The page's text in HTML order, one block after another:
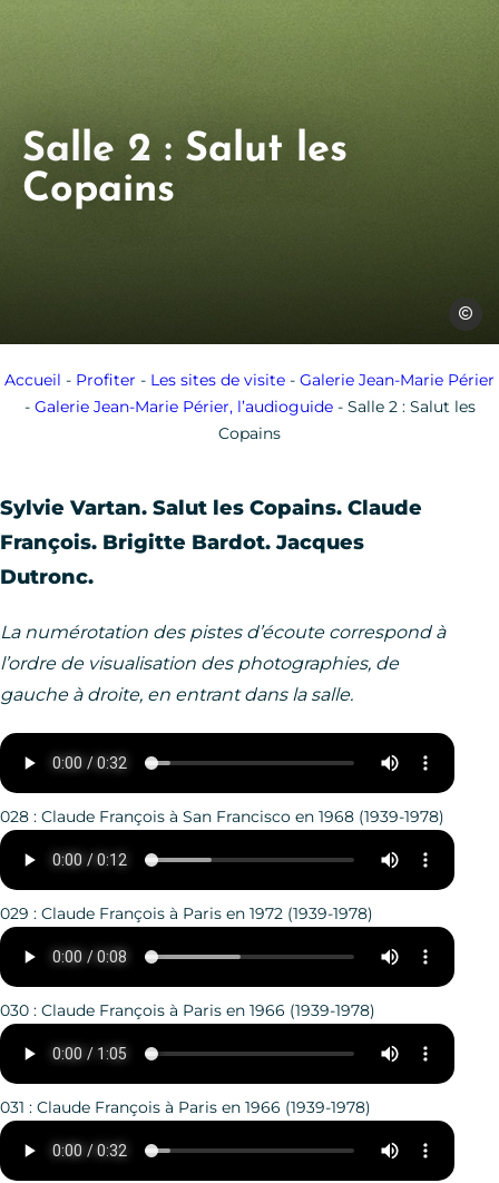
Jean-
Salle 2 : Salut les
Copains
Accueil - Profiter - Les sites de visite - Galerie Jean-Marie Périer
- Galerie Jean-Marie Périer, l’audioguide- Salle 2 : Salut les
Copains
Sylvie Vartan. Salut les Copains. Claude
François. Brigitte Bardot. Jacques
Dutronc.
La numérotation des pistes d’écoute correspond à
l’ordre de visualisation des photographies, de
gauche à droite, en entrant dans la salle.
028 : Claude François à San Francisco en 1968 (1939-1978)
029 : Claude François à Paris en 1972 (1939-1978)
030 : Claude François à Paris en 1966 (1939-1978)
031 : Claude François à Paris en 1966 (1939-1978)